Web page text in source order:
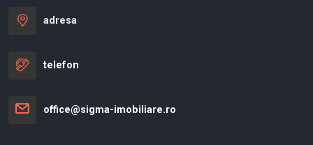
adresa
telefon
office@sigma-imobiliare.ro